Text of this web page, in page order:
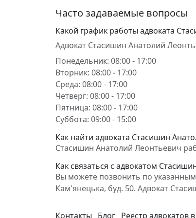
Часто задаваемые вопросы
Какой график работы адвоката
Адвокат Стасишин Анатолий
Понедельник: 08:00 - 17:00
Вторник: 08:00 - 17:00
Среда: 08:00 - 17:00
Четверг: 08:00 - 17:00
Пятница: 08:00 - 17:00
Суббота: 09:00 - 15:00
Как найти адвоката Стасишин
Стасишин Анатолий Леонтьевич
Как связаться с адвокатом
Вы можете позвонить по
Кам'янецька, буд. 50. Адвокат
Контакты Блог Реестр адвокатов